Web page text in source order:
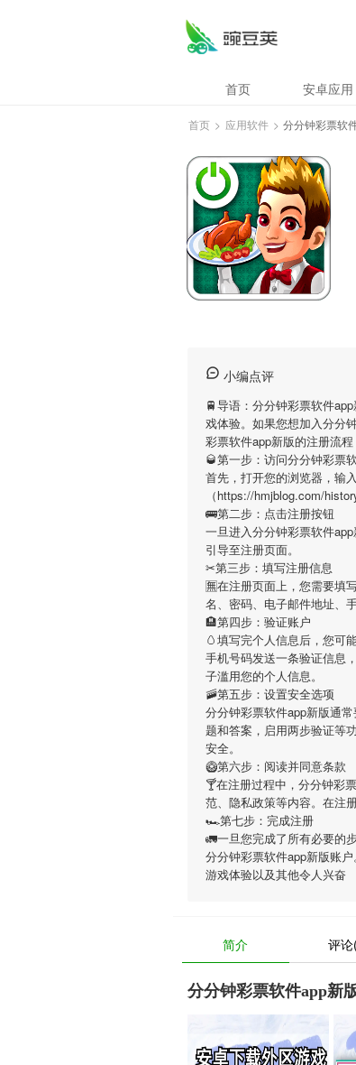
首页 安卓应用
首页 > 应用软件 > 分分钟彩票软
小编点评
🚆导语： 分分钟彩票软件app
戏体验。如果您想加入分分
彩票软件app新版的注册流程
🥃第一步：访问分分钟彩票
首先，打开您的浏览器，输入
（https://hmjblog.com/
🚌第二步：点击注册按钮
一旦进入分分钟彩票软件app
引导至注册页面。
✂第三步：填写注册信息
🈚在注册页面上，您需要填
名、密码、电子邮件地址、
🏨第四步：验证账户
🥚填写完个人信息后，您可
手机号码发送一条验证信息
子滥用您的个人信息。
🚠第五步：设置安全选项
分分钟彩票软件app新版通
题和答案，启用两步验证等
安全。
🥝第六步：阅读并同意条款
🍸在注册过程中， 分分钟彩
范、隐私政策等内容。在注
🏎第七步：完成注册
🚛一旦您完成了所有必要的
分分钟彩票软件app新版账
游戏体验以及其他令人兴奋
简介 评
分分钟彩票软件app新